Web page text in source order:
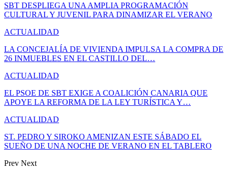
SBT DESPLIEGA UNA AMPLIA PROGRAMACIÓN
CULTURAL Y JUVENIL PARA DINAMIZAR EL VERANO
ACTUALIDAD
LA CONCEJALÍA DE VIVIENDA IMPULSA LA COMPRA DE
26 INMUEBLES EN EL CASTILLO DEL…
ACTUALIDAD
EL PSOE DE SBT EXIGE A COALICIÓN CANARIA QUE
APOYE LA REFORMA DE LA LEY TURÍSTICA Y…
ACTUALIDAD
ST. PEDRO Y SIROKO AMENIZAN ESTE SÁBADO EL
SUEÑO DE UNA NOCHE DE VERANO EN EL TABLERO
Prev Next